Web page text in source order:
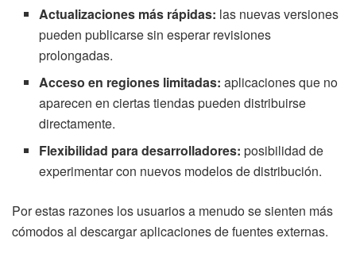
Actualizaciones más rápidas: las nuevas versiones
pueden publicarse sin esperar revisiones
prolongadas.
Acceso en regiones limitadas: aplicaciones que no
aparecen en ciertas tiendas pueden distribuirse
directamente.
Flexibilidad para desarrolladores: posibilidad de
experimentar con nuevos modelos de distribución.
Por estas razones los usuarios a menudo se sienten más
cómodos al descargar aplicaciones de fuentes externas.